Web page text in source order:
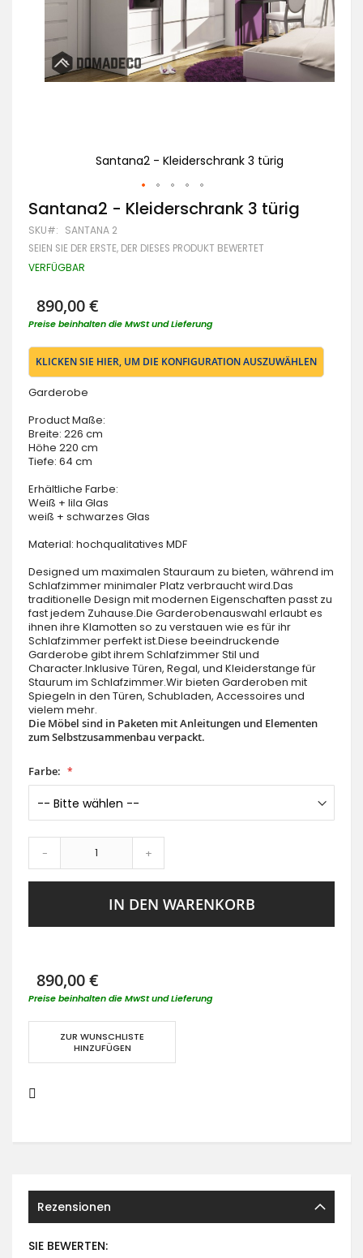
Santana2 - Kleiderschrank 3 türig
Zum
Anfang
der
Bildgalerie
springen
Santana2 - Kleiderschrank 3 türig
SKU SANTANA 2
SEIEN SIE DER ERSTE, DER DIESES PRODUKT BEWERTET
VERFÜGBAR
890,00 €
Preise beinhalten die MwSt und Lieferung
KLICKEN SIE HIER, UM DIE KONFIGURATION AUSZUWÄHLEN
Garderobe
Product Maße:
Breite: 226 cm
Höhe 220 cm
Tiefe: 64 cm
Erhältliche Farbe:
Weiß + lila Glas
weiß + schwarzes Glas
Material: hochqualitatives MDF
Designed um maximalen Stauraum zu bieten, während im
Schlafzimmer minimaler Platz verbraucht wird.Das
traditionelle Design mit modernen Eigenschaften passt zu
fast jedem Zuhause.Die Garderobenauswahl erlaubt es
ihnen ihre Klamotten so zu verstauen wie es für ihr
Schlafzimmer perfekt ist.Diese beeindruckende
Garderobe gibt ihrem Schlafzimmer Stil und
Character.Inklusive Türen, Regal, und Kleiderstange für
Staurum im Schlafzimmer.Wir bieten Garderoben mit
Spiegeln in den Türen, Schubladen, Accessoires und
vielem mehr.
Die Möbel sind in Paketen mit Anleitungen und Elementen
zum Selbstzusammenbau verpackt.
Farbe:
- +
IN DEN WARENKORB
890,00 €
Preise beinhalten die MwSt und Lieferung
ZUR WUNSCHLISTE
HINZUFÜGEN
Rezensionen
SIE BEWERTEN: